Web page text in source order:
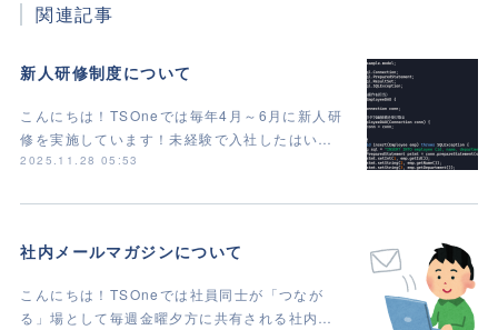
関連記事
新人研修制度について
こんにちは！TSOneでは毎年4月～6月に新人研
修を実施しています！未経験で入社したはい…
2025.11.28 05:53
社内メールマガジンについて
こんにちは！TSOneでは社員同士が「つなが
る」場として毎週金曜夕方に共有される社内…